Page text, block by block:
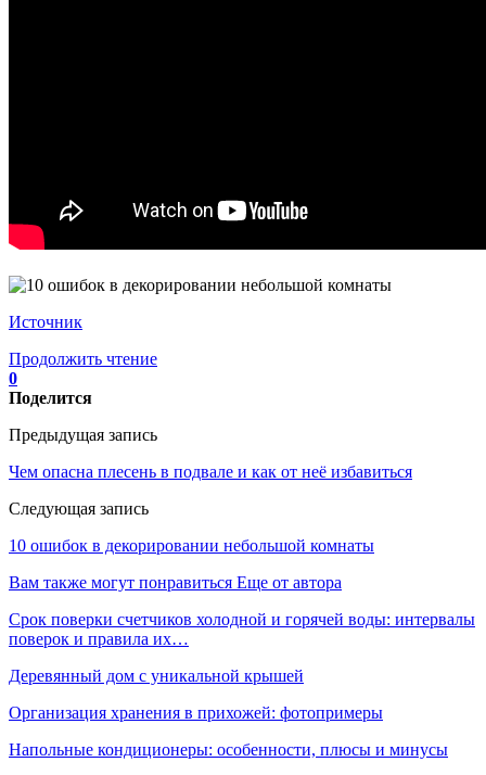
Источник
Продолжить чтение
0
Поделится
Предыдущая запись
Чем опасна плесень в подвале и как от неё избавиться
Следующая запись
10 ошибок в декорировании небольшой комнаты
Вам также могут понравиться Еще от автора
Срок поверки счетчиков холодной и горячей воды: интервалы
поверок и правила их…
Деревянный дом с уникальной крышей
Организация хранения в прихожей: фотопримеры
Напольные кондиционеры: особенности, плюсы и минусы